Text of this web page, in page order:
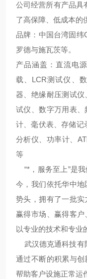
公司经营所有产品具
了高保障、低成本的
品牌：中国台湾固纬
罗德与施瓦茨等。
产品涵盖：直流电
载、LCR测试仪、
器、绝缘耐压测试仪
试仪、数字万用表
计、毫伏表、存储记
分析仪、功率计、
等
“*，服务至上”是
今，我们依托华中
势头，拥有了一批
赢得市场、赢得客户
以专业的技术和专业
武汉德克通科技有
通过不断的积累与创
帮助客户设施正常运